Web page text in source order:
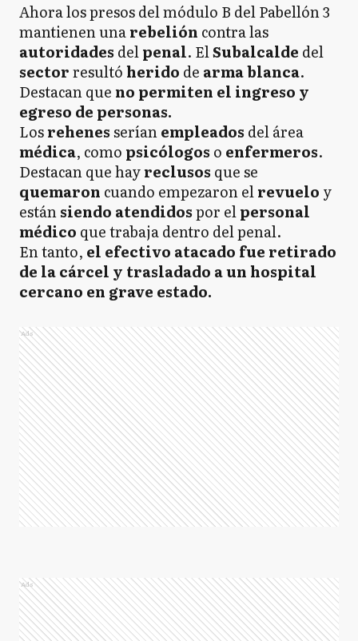
Ahora los presos del módulo B del Pabellón 3
mantienen unarebelión contra las
autoridades delpenal. ElSubalcalde del
sectorresultó herido de armablanca.
Destacan que no permiten el ingreso y
egreso de personas.
Losrehenesseríanempleados del área
médica, como psicólogos o enfermeros.
Destacan que hayreclusos que se
quemaron cuando empezaron elrevuelo y
estánsiendo atendidospor elpersonal
médico que trabaja dentro del penal.
En tanto, el efectivo atacado fue retirado
de la cárcel y trasladado a un hospital
cercano en grave estado.
Ads
Ads